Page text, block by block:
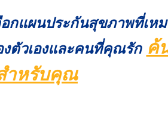
กแผนประกันสุขภาพที่เ
ตัวเองและคนที่คุณรัก ค้
ำหรับคุณ